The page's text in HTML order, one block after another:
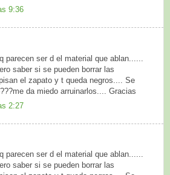
9:36
parecen ser d el material que ablan......
saber si se pueden borrar las
el zapato y t queda negros.... Se
da miedo arruinarlos.... Gracias
2:27
parecen ser d el material que ablan......
saber si se pueden borrar las